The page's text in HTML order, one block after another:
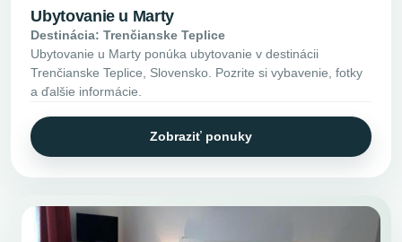
Ubytovanie u Marty
Destinácia: Trenčianske Teplice
Ubytovanie u Marty ponúka ubytovanie v destinácii
Trenčianske Teplice, Slovensko. Pozrite si vybavenie, fotky
a ďalšie informácie.
Zobraziť ponuky